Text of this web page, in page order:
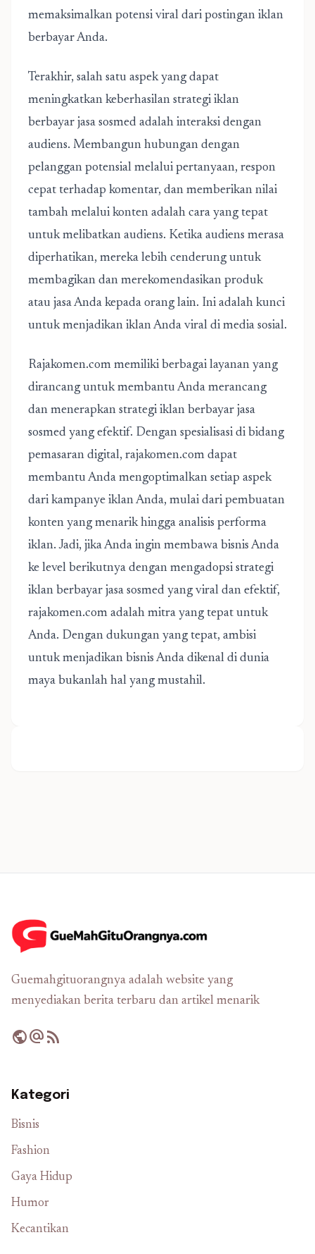
memaksimalkan potensi viral dari postingan iklan
berbayar Anda.
Terakhir, salah satu aspek yang dapat
meningkatkan keberhasilan strategi iklan
berbayar jasa sosmed adalah interaksi dengan
audiens. Membangun hubungan dengan
pelanggan potensial melalui pertanyaan, respon
cepat terhadap komentar, dan memberikan nilai
tambah melalui konten adalah cara yang tepat
untuk melibatkan audiens. Ketika audiens merasa
diperhatikan, mereka lebih cenderung untuk
membagikan dan merekomendasikan produk
atau jasa Anda kepada orang lain. Ini adalah kunci
untuk menjadikan iklan Anda viral di media sosial.
Rajakomen.com memiliki berbagai layanan yang
dirancang untuk membantu Anda merancang
dan menerapkan strategi iklan berbayar jasa
sosmed yang efektif. Dengan spesialisasi di bidang
pemasaran digital, rajakomen.com dapat
membantu Anda mengoptimalkan setiap aspek
dari kampanye iklan Anda, mulai dari pembuatan
konten yang menarik hingga analisis performa
iklan. Jadi, jika Anda ingin membawa bisnis Anda
ke level berikutnya dengan mengadopsi strategi
iklan berbayar jasa sosmed yang viral dan efektif,
rajakomen.com adalah mitra yang tepat untuk
Anda. Dengan dukungan yang tepat, ambisi
untuk menjadikan bisnis Anda dikenal di dunia
maya bukanlah hal yang mustahil.
Guemahgituorangnya adalah website yang
menyediakan berita terbaru dan artikel menarik
publicalternate_emailrss_feed
Kategori
Bisnis
Fashion
Gaya Hidup
Humor
Kecantikan